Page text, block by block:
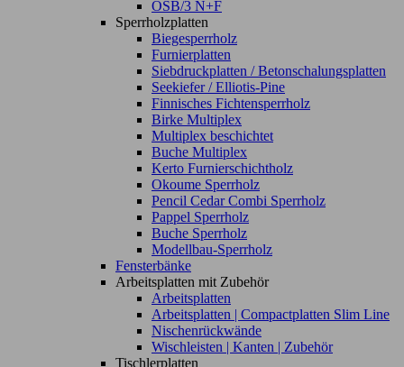
OSB/3 N+F
Sperrholzplatten
Biegesperrholz
Furnierplatten
Siebdruckplatten / Betonschalungsplatten
Seekiefer / Elliotis-Pine
Finnisches Fichtensperrholz
Birke Multiplex
Multiplex beschichtet
Buche Multiplex
Kerto Furnierschichtholz
Okoume Sperrholz
Pencil Cedar Combi Sperrholz
Pappel Sperrholz
Buche Sperrholz
Modellbau-Sperrholz
Fensterbänke
Arbeitsplatten mit Zubehör
Arbeitsplatten
Arbeitsplatten | Compactplatten Slim Line
Nischenrückwände
Wischleisten | Kanten | Zubehör
Tischlerplatten